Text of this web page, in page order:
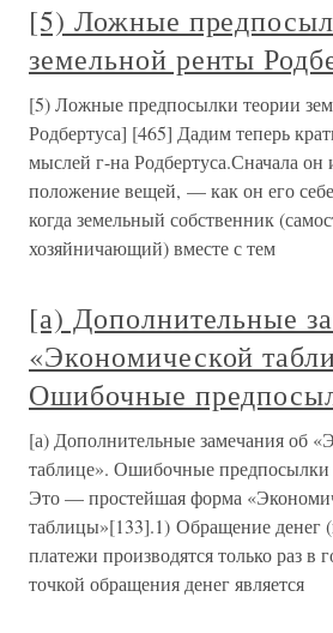
[5) Ложные
земельной ренты
[5) Ложные предпосылки теории
Родбертуса] [465] Дадим теперь
мыслей г-на Родбертуса.Сначала он
положение вещей, — как он его
когда земельный собственник
хозяйничающий) вместе с тем
[а) Дополнительные
«Экономической
Ошибочные
[а) Дополнительные замечания об
таблице». Ошибочные
Это — простейшая форма
таблицы»[133].1) Обращение денег
платежи производятся только раз в
точкой обращения денег является